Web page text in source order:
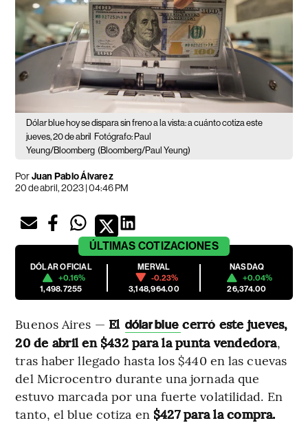
Dólar blue hoy se dispara sin freno a la vista: a cuánto cotiza este
jueves, 20 de abril Fotógrafo: Paul
Yeung/Bloomberg (Bloomberg/Paul Yeung)
PorJuan Pablo Álvarez
20 de abril, 2023 | 04:46 PM
ÚLTIMAS COTIZACIONES
DÓLAR OFICIAL
+0.16%
1,498.7255
MERVAL
-0.23%
3,148,964.00
NASDAQ
+0.04%
26,374.00
Buenos Aires — El dólar blue cerró este jueves,
20 de abril en $432 para la punta vendedora,
tras haber llegado hasta los $440 en las cuevas
del Microcentro durante una jornada que
estuvo marcada por una fuerte volatilidad. En
tanto, el blue cotiza en $427 para la compra.